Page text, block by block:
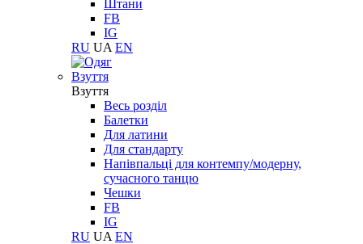
Штани
FB
IG
RU UA EN
Взуття
Взуття
Весь розділ
Балетки
Для латини
Для стандарту
Напівпальці для контемпу/модерну,
сучасного танцю
Чешки
FB
IG
RU UA EN